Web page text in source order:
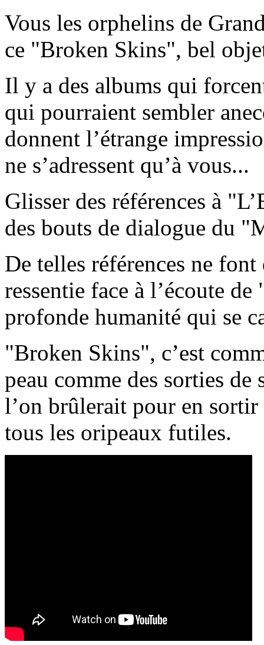
Vous les orphelins de
ce "Broken Skins", bel
Il y a des albums qui
qui pourraient sembler
donnent l’étrange
ne s’adressent qu’à vous...
Glisser des références à
des bouts de dialogue du
De telles références ne
ressentie face à l’écoute
profonde humanité qui se
"Broken Skins", c’est
peau comme des sorties
l’on brûlerait pour en sortir
tous les oripeaux futiles.